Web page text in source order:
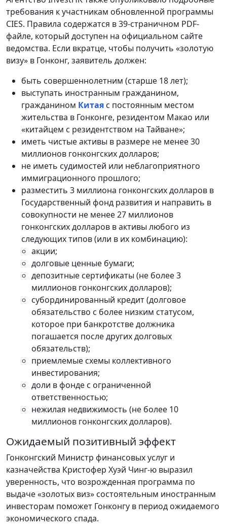
требования к участникам обновленной программы
CIES. Правила содержатся в 39-страничном PDF-
файле, который доступен на официальном сайте
ведомства. Если вкратце, чтобы получить «золотую
визу» в Гонконг, заявитель должен:
быть совершеннолетним (старше 18 лет);
выступать иностранным гражданином,
гражданином Китая с постоянным местом
жительства в Гонконге, резидентом Макао или
«китайцем с резидентством на Тайване»;
иметь чистые активы в размере не менее 30
миллионов гонконгских долларов;
не иметь судимостей или неблагоприятного
иммиграционного прошлого;
разместить 3 миллиона гонконгских долларов в
Государственный фонд развития и направить в
совокупности не менее 27 миллионов
гонконгских долларов в активы любого из
следующих типов (или в их комбинацию):
акции;
долговые ценные бумаги;
депозитные сертификаты (не более 3
миллионов гонконгских долларов);
субординированный кредит (долговое
обязательство с более низким статусом,
которое при банкротстве должника
погашается после других долговых
обязательств);
приемлемые схемы коллективного
инвестирования;
доли в фонде с ограниченной
ответственностью;
нежилая недвижимость (не более 10
миллионов гонконгских долларов).
Ожидаемый позитивный эффект
Гонконгский Министр финансовых услуг и
казначейства Кристофер Хуэй Чинг-ю выразил
уверенность, что возрожденная программа по
выдаче «золотых виз» состоятельным иностранным
инвесторам поможет Гонконгу в период ожидаемого
экономического спада.